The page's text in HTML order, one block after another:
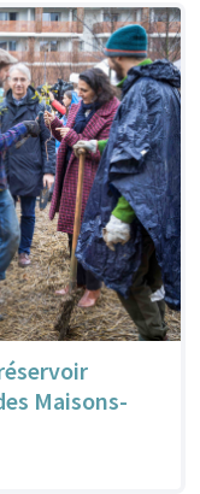
Maisons-